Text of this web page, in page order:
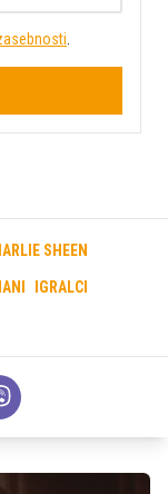
.
SHEEN
IGRALCI